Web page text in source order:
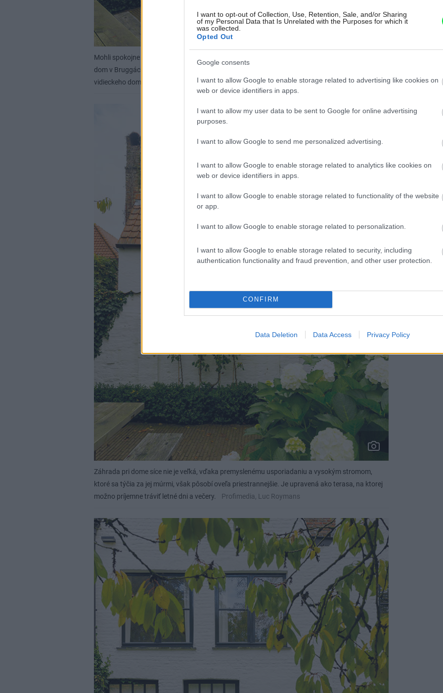
I want to opt-out of Collection, Use, Retention, Sale, and/or Sharing
of my Personal Data that Is Unrelated with the Purposes for which it
was collected.
Opted Out
Google consents
I want to allow Google to enable storage related to advertising like cookies on
web or device identifiers in apps.
I want to allow my user data to be sent to Google for online advertising
purposes.
I want to allow Google to send me personalized advertising.
I want to allow Google to enable storage related to analytics like cookies on
web or device identifiers in apps.
I want to allow Google to enable storage related to functionality of the website
or app.
I want to allow Google to enable storage related to personalization.
I want to allow Google to enable storage related to security, including
authentication functionality and fraud prevention, and other user protection.
CONFIRM
Data Deletion Data Access Privacy Policy
Mohli spokojne bývať v novostavbe na vidieku, ale zlákalo ich mesto. Keď uvideli tento idylický
dom v Bruggách, nič ich už nemohlo zadržať. Výsledkom je moderné mestské bývanie s dušou
vidieckeho domu.
Profimedia, Luc Roymans
Záhrada pri dome síce nie je veľká, vďaka premyslenému usporiadaniu a vysokým stromom,
ktoré sa týčia za jej múrmi, však pôsobí oveľa priestrannejšie. Je upravená ako terasa, na ktorej
možno príjemne tráviť letné dni a večery.
Profimedia, Luc Roymans